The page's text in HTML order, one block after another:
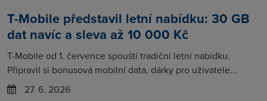
T-Mobile představil letní nabídku: 30 GB
dat navíc a sleva až 10 000 Kč
T-Mobile od 1. července spouští tradiční letní nabídku.
Připravil si bonusová mobilní data, dárky pro uživatele...
27. 6. 2026